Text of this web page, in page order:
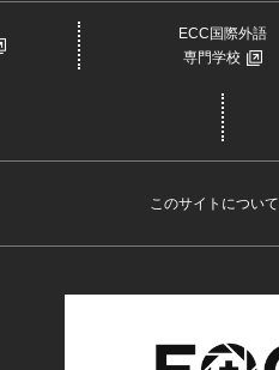
ECC国際外語
専門学校
このサイトについて